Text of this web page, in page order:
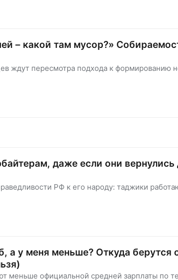
– какой там мусор?»
ждут пересмотра подхода к формированию
даже если они
РФ к его народу: таджики
а у меня меньше? Откуда
меньше официальной средней зарплаты по